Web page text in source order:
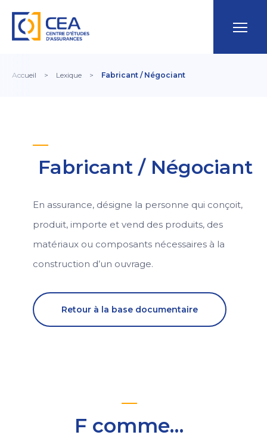
Accueil > Lexique > Fabricant / Négociant
Fabricant / Négociant
En assurance, désigne la personne qui conçoit,
produit, importe et vend des produits, des
matériaux ou composants nécessaires à la
construction d’un ouvrage.
Retour à la base documentaire
F comme…